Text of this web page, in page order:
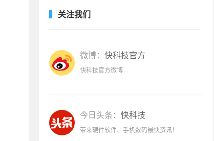
关注我们
微博： 快科技官方
快科技官方微博
今日头条： 快科技
带来硬件软件、手机数码最快资讯！